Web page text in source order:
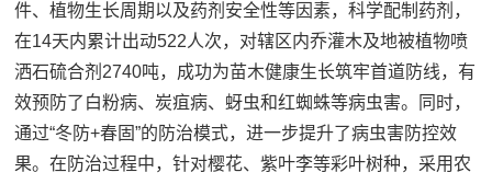
件、植物生长周期以及药剂安全性等因素，科学配制药剂，
在14天内累计出动522人次，对辖区内乔灌木及地被植物喷
洒石硫合剂2740吨，成功为苗木健康生长筑牢首道防线，有
效预防了白粉病、炭疽病、蚜虫和红蜘蛛等病虫害。同时，
通过“冬防+春固”的防治模式，进一步提升了病虫害防控效
果。在防治过程中，针对樱花、紫叶李等彩叶树种，采用农